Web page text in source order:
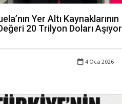
Yer Altı Kaynaklarının
20 Trilyon Doları Aşıyor
4 Oca 2026